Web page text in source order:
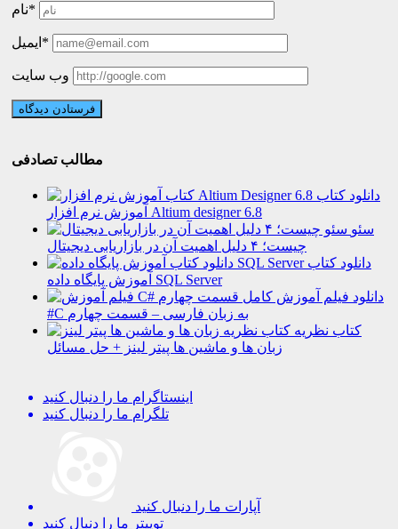
نام*
ایمیل*
وب سایت
مطالب تصادفی
دانلود کتاب
آموزش نرم افزار Altium designer 6.8
سئو
چیست؛ ۴ دلیل اهمیت آن در بازاریابی دیجیتال
دانلود کتاب
آموزش پایگاه داده SQL Server
دانلود فیلم آموزش کامل
#C به زبان فارسی – قسمت چهارم
کتاب نظریه
زبان ها و ماشین ها پیتر لینز + حل مسائل
اینستاگرام ما را دنبال کنید
تلگرام ما را دنبال کنید
آپارات ما را دنبال کنید
توییتر ما را دنبال کنید